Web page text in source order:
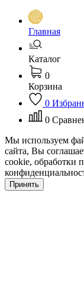
Главная
Каталог
0
Корзина
0
0
Мы используем
сайта, Вы
cookie, обработки
Принять